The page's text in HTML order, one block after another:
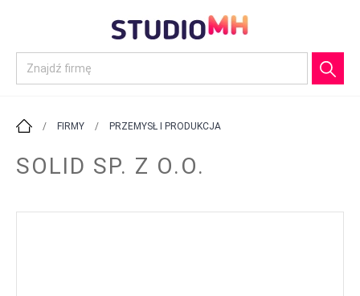
/ FIRMY / PRZEMYSŁ I PRODUKCJA
SOLID SP. Z O.O.